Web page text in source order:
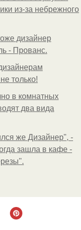
из-за небрежного
дизайнер
- Прованс.
только!
в комнатных
два вида
же Дизайнер", -
зашла в кафе -